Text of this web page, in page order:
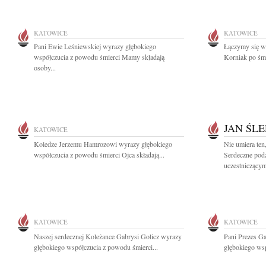
KATOWICE
Pani Ewie Leśniewskiej wyrazy głębokiego
współczucia z powodu śmierci Mamy składają
osoby...
KATOWICE
Łączymy się
Korniak po
KATOWICE
Koledze Jerzemu Hamrozowi wyrazy głębokiego
współczucia z powodu śmierci Ojca składają...
JAN
Nie umiera
Serdeczne
KATOWICE
Naszej serdecznej Koleżance Gabrysi Golicz wyrazy
głębokiego współczucia z powodu śmierci...
KATOWICE
Pani Prezes
głębokiego